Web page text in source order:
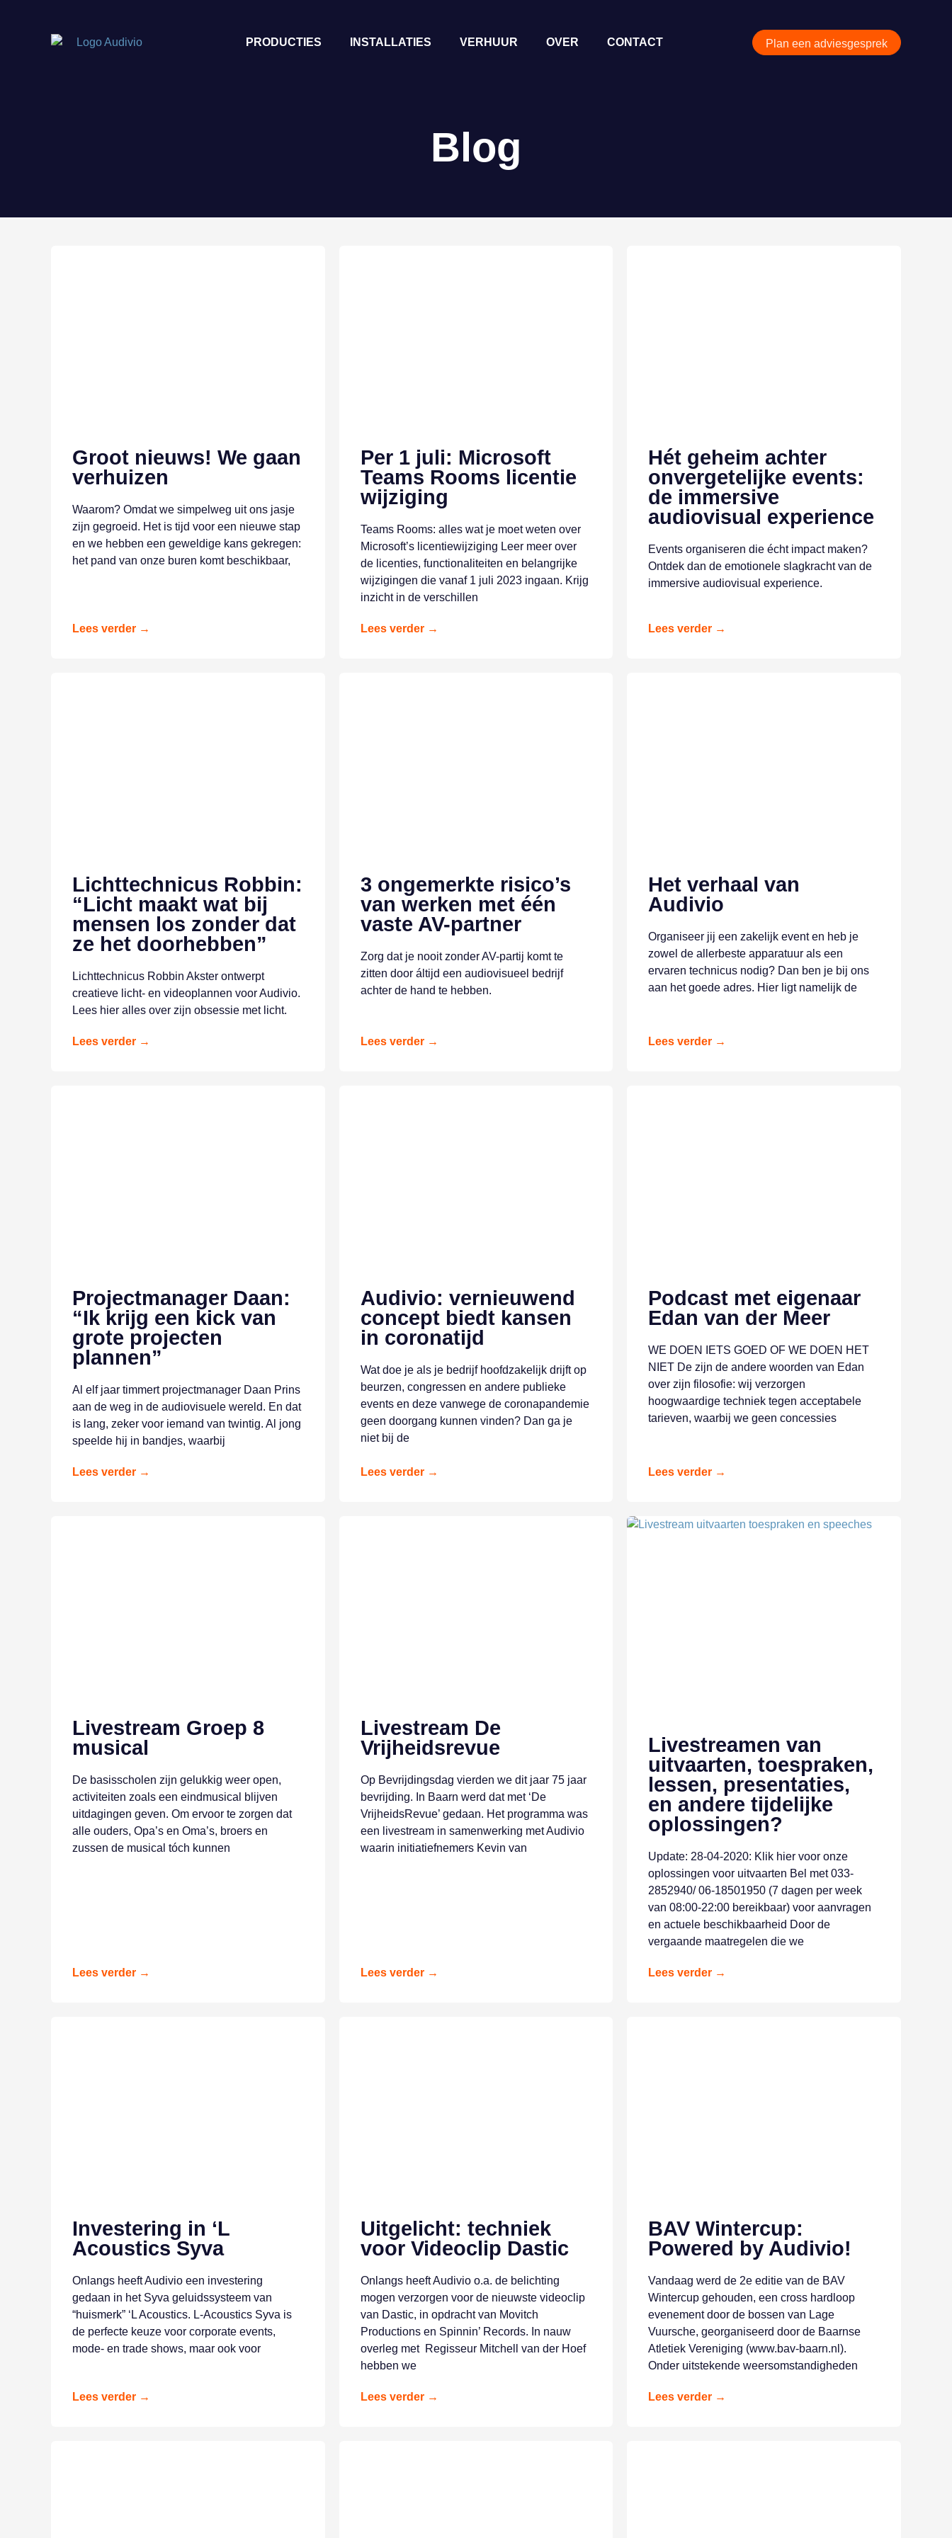
PRODUCTIES INSTALLATIES VERHUUR OVER CONTACT Plan een adviesgesprek
Blog
Groot nieuws! We gaan
verhuizen
Waarom? Omdat we simpelweg uit ons jasje
zijn gegroeid. Het is tijd voor een nieuwe stap
en we hebben een geweldige kans gekregen:
het pand van onze buren komt beschikbaar,
Lees verder →
Per 1 juli: Microsoft
Teams Rooms licentie
wijziging
Teams Rooms: alles wat je moet weten over
Microsoft’s licentiewijziging Leer meer over
de licenties, functionaliteiten en belangrijke
wijzigingen die vanaf 1 juli 2023 ingaan. Krijg
inzicht in de verschillen
Lees verder →
Hét geheim achter
onvergetelijke events:
de immersive
audiovisual experience
Events organiseren die écht impact maken?
Ontdek dan de emotionele slagkracht van de
immersive audiovisual experience.
Lees verder →
Lichttechnicus Robbin:
“Licht maakt wat bij
mensen los zonder dat
ze het doorhebben”
Lichttechnicus Robbin Akster ontwerpt
creatieve licht- en videoplannen voor Audivio.
Lees hier alles over zijn obsessie met licht.
Lees verder →
3 ongemerkte risico’s
van werken met één
vaste AV-partner
Zorg dat je nooit zonder AV-partij komt te
zitten door áltijd een audiovisueel bedrijf
achter de hand te hebben.
Lees verder →
Het verhaal van
Audivio
Organiseer jij een zakelijk event en heb je
zowel de allerbeste apparatuur als een
ervaren technicus nodig? Dan ben je bij ons
aan het goede adres. Hier ligt namelijk de
Lees verder →
Projectmanager Daan:
“Ik krijg een kick van
grote projecten
plannen”
Al elf jaar timmert projectmanager Daan Prins
aan de weg in de audiovisuele wereld. En dat
is lang, zeker voor iemand van twintig. Al jong
speelde hij in bandjes, waarbij
Lees verder →
Audivio: vernieuwend
concept biedt kansen
in coronatijd
Wat doe je als je bedrijf hoofdzakelijk drijft op
beurzen, congressen en andere publieke
events en deze vanwege de coronapandemie
geen doorgang kunnen vinden? Dan ga je
niet bij de
Lees verder →
Podcast met eigenaar
Edan van der Meer
WE DOEN IETS GOED OF WE DOEN HET
NIET De zijn de andere woorden van Edan
over zijn filosofie: wij verzorgen
hoogwaardige techniek tegen acceptabele
tarieven, waarbij we geen concessies
Lees verder →
Livestream Groep 8
musical
De basisscholen zijn gelukkig weer open,
activiteiten zoals een eindmusical blijven
uitdagingen geven. Om ervoor te zorgen dat
alle ouders, Opa’s en Oma’s, broers en
zussen de musical tóch kunnen
Lees verder →
Livestream De
Vrijheidsrevue
Op Bevrijdingsdag vierden we dit jaar 75 jaar
bevrijding. In Baarn werd dat met ‘De
VrijheidsRevue’ gedaan. Het programma was
een livestream in samenwerking met Audivio
waarin initiatiefnemers Kevin van
Lees verder →
Livestreamen van
uitvaarten, toespraken,
lessen, presentaties,
en andere tijdelijke
oplossingen?
Update: 28-04-2020: Klik hier voor onze
oplossingen voor uitvaarten Bel met 033-
2852940/ 06-18501950 (7 dagen per week
van 08:00-22:00 bereikbaar) voor aanvragen
en actuele beschikbaarheid Door de
vergaande maatregelen die we
Lees verder →
Investering in ‘L
Acoustics Syva
Onlangs heeft Audivio een investering
gedaan in het Syva geluidssysteem van
“huismerk” ‘L Acoustics. L-Acoustics Syva is
de perfecte keuze voor corporate events,
mode- en trade shows, maar ook voor
Lees verder →
Uitgelicht: techniek
voor Videoclip Dastic
Onlangs heeft Audivio o.a. de belichting
mogen verzorgen voor de nieuwste videoclip
van Dastic, in opdracht van Movitch
Productions en Spinnin’ Records. In nauw
overleg met Regisseur Mitchell van der Hoef
hebben we
Lees verder →
BAV Wintercup:
Powered by Audivio!
Vandaag werd de 2e editie van de BAV
Wintercup gehouden, een cross hardloop
evenement door de bossen van Lage
Vuursche, georganiseerd door de Baarnse
Atletiek Vereniging (www.bav-baarn.nl).
Onder uitstekende weersomstandigheden
Lees verder →